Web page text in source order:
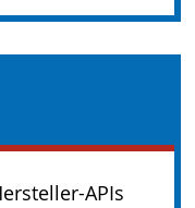
APIs